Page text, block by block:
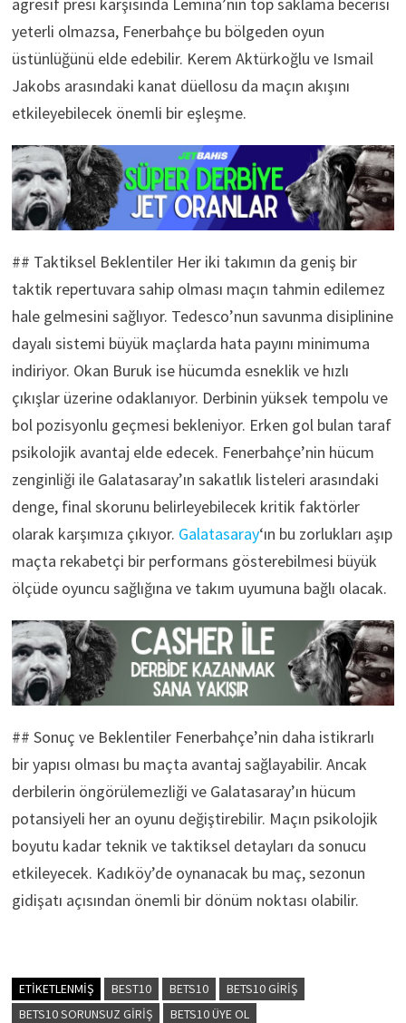
agresif presi karşısında Lemina’nın top saklama becerisi
yeterli olmazsa, Fenerbahçe bu bölgeden oyun
üstünlüğünü elde edebilir. Kerem Aktürkoğlu ve Ismail
Jakobs arasındaki kanat düellosu da maçın akışını
etkileyebilecek önemli bir eşleşme.
## Taktiksel Beklentiler Her iki takımın da geniş bir
taktik repertuvara sahip olması maçın tahmin edilemez
hale gelmesini sağlıyor. Tedesco’nun savunma disiplinine
dayalı sistemi büyük maçlarda hata payını minimuma
indiriyor. Okan Buruk ise hücumda esneklik ve hızlı
çıkışlar üzerine odaklanıyor. Derbinin yüksek tempolu ve
bol pozisyonlu geçmesi bekleniyor. Erken gol bulan taraf
psikolojik avantaj elde edecek. Fenerbahçe’nin hücum
zenginliği ile Galatasaray’ın sakatlık listeleri arasındaki
denge, final skorunu belirleyebilecek kritik faktörler
olarak karşımıza çıkıyor. Galatasaray‘ın bu zorlukları aşıp
maçta rekabetçi bir performans gösterebilmesi büyük
ölçüde oyuncu sağlığına ve takım uyumuna bağlı olacak.
## Sonuç ve Beklentiler Fenerbahçe’nin daha istikrarlı
bir yapısı olması bu maçta avantaj sağlayabilir. Ancak
derbilerin öngörülemezliği ve Galatasaray’ın hücum
potansiyeli her an oyunu değiştirebilir. Maçın psikolojik
boyutu kadar teknik ve taktiksel detayları da sonucu
etkileyecek. Kadıköy’de oynanacak bu maç, sezonun
gidişatı açısından önemli bir dönüm noktası olabilir.
ETIKETLENMIŞ BEST10 BETS10
BETS10 GIRIŞ
BETS10 SORUNSUZ GIRIŞ
BETS10 ÜYE OL